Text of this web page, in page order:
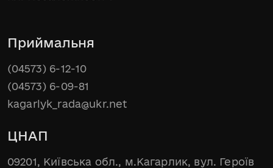
Приймальня
(04573) 6-12-10
(04573) 6-09-81
kagarlyk_rada@ukr.net
ЦНАП
09201, Київська обл., м.Кагарлик, вул. Героїв